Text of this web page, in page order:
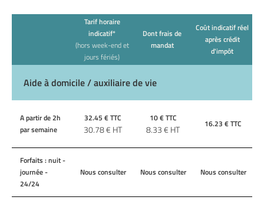
Tarif horaire
indicatif*
(hors week-end et
jours fériés)
Dont frais de
mandat
Coût indicatif réel
après crédit
d'impôt
Aide à domicile / auxiliaire de vie
A partir de 2h
par semaine
32.45 € TTC
30.78€ HT
10€ TTC
8.33€ HT 16.23 € TTC
Forfaits : nuit -
journée -
24/24
Nous consulter Nous consulter Nous consulter